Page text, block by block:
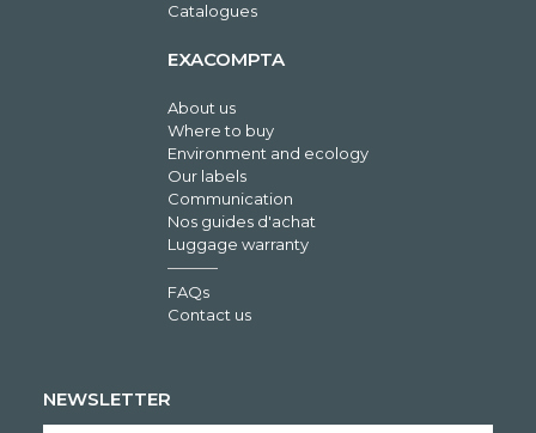
Catalogues
EXACOMPTA
About us
Where to buy
Environment and ecology
Our labels
Communication
Nos guides d'achat
Luggage warranty
FAQs
Contact us
NEWSLETTER